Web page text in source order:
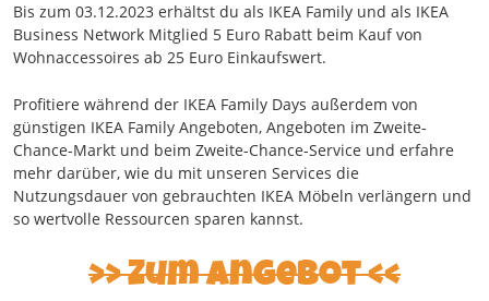
Bis zum 03.12.2023 erhältst du als IKEA Family und als IKEA
Business Network Mitglied 5 Euro Rabatt beim Kauf von
Wohnaccessoires ab 25 Euro Einkaufswert.
Profitiere während der IKEA Family Days außerdem von
günstigen IKEA Family Angeboten, Angeboten im Zweite-
Chance-Markt und beim Zweite-Chance-Service und erfahre
mehr darüber, wie du mit unseren Services die
Nutzungsdauer von gebrauchten IKEA Möbeln verlängern und
so wertvolle Ressourcen sparen kannst.
Zum Angebot